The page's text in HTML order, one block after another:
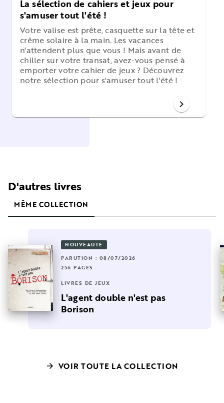
La sélection de cahiers et jeux pour
s'amuser tout l'été !
Votre valise est prête, casquette sur la tête et
crême solaire à la main. Les vacances
n'attendent plus que vous ! Mais avant de
chiller sur votre transat, avez-vous pensé à
emporter votre cahier de jeux ? Découvrez
notre sélection pour s'amuser tout l'été !
chevron_right
D'autres livres
MÊME COLLECTION
NOUVEAUTÉ
PARUTION : 08/07/2026
256 PAGES
LIVRES DE JEUX
L'agent double n'est pas
Borison
arrow_forward VOIR TOUTE LA COLLECTION